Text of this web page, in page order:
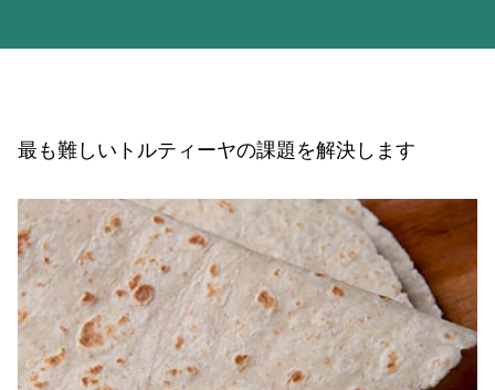
最も難しいトルティーヤの課題を解決します